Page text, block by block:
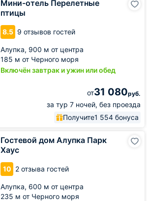
Мини-отель Перелетные
птицы
8.5 9 отзывов гостей
Алупка, 900 м от центра
185 м от Черного моря
Включён завтрак и ужин или обед
от31 080руб.
за тур 7 ночей, без проезда
Получите1 554 бонуса
Гостевой дом Алупка Парк
Хаус
10 2 отзыва гостей
Алупка, 600 м от центра
235 м от Черного моря